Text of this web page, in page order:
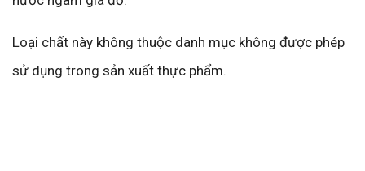
Loại chất này không thuộc danh mục không được phép
sử dụng trong sản xuất thực phẩm.